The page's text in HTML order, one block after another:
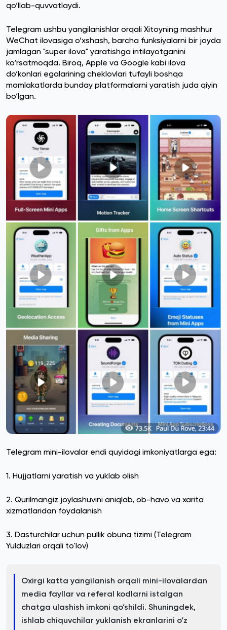
qo‘llab-quvvatlaydi.
Telegram ushbu yangilanishlar orqali Xitoyning mashhur
WeChat ilovasiga o‘xshash, barcha funksiyalarni bir joyda
jamlagan "super ilova" yaratishga intilayotganini
ko‘rsatmoqda. Biroq, Apple va Google kabi ilova
do‘konlari egalarining cheklovlari tufayli boshqa
mamlakatlarda bunday platformalarni yaratish juda qiyin
bo‘lgan.
Telegram mini-ilovalar endi quyidagi imkoniyatlarga ega:
1. Hujjatlarni yaratish va yuklab olish
2. Qurilmangiz joylashuvini aniqlab, ob-havo va xarita
xizmatlaridan foydalanish
3. Dasturchilar uchun pullik obuna tizimi (Telegram
Yulduzlari orqali to'lov)
Oxirgi katta yangilanish orqali mini-ilovalardan
media fayllar va referal kodlarni istalgan
chatga ulashish imkoni qo‘shildi. Shuningdek,
ishlab chiquvchilar yuklanish ekranlarini o‘z